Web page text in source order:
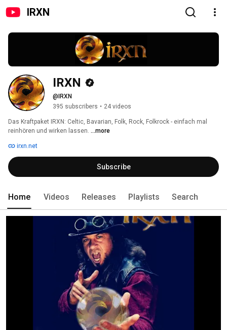
IRXN
IRXN
@IRXN
395 subscribers • 24 videos
Das Kraftpaket IRXN: Celtic, Bavarian, Folk, Rock, Folkrock - einfach mal
reinhören und wirken lassen. ...more
irxn.net
Subscribe
Home Videos Releases Playlists Search